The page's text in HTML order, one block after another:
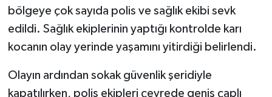
bölgeye çok sayıda polis ve sağlık ekibi sevk
edildi. Sağlık ekiplerinin yaptığı kontrolde karı
kocanın olay yerinde yaşamını yitirdiği belirlendi.
Olayın ardından sokak güvenlik şeridiyle
kapatılırken, polis ekipleri çevrede geniş çaplı